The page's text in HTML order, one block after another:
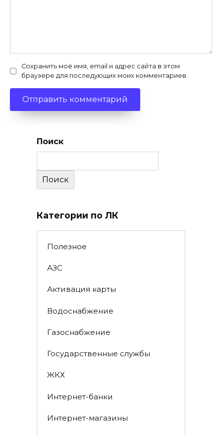
Сохранить моё имя, email и адрес сайта в этом
браузере для последующих моих комментариев.
Поиск
Поиск
Категории по ЛК
Полезное
АЗС
Активация карты
Водоснабжение
Газоснабжение
Государственные службы
ЖКХ
Интернет-банки
Интернет-магазины